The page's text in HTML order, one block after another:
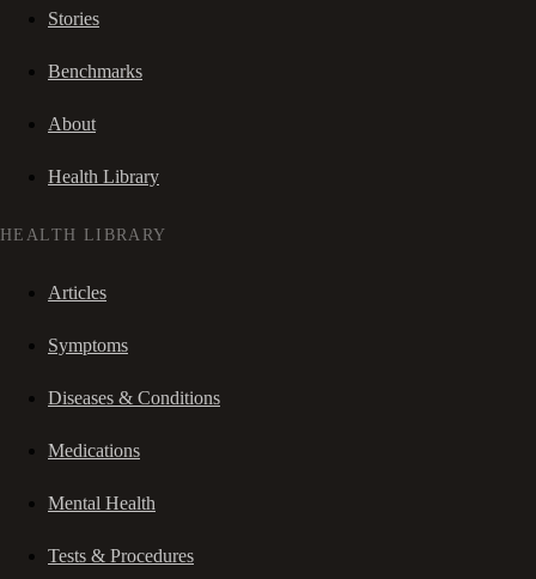
Stories
Benchmarks
About
Health Library
HEALTH LIBRARY
Articles
Symptoms
Diseases & Conditions
Medications
Mental Health
Tests & Procedures